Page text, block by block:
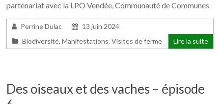
partenariat avec la LPO Vendée, Communauté de Communes
Perrine Dulac
13 juin 2024
Biodiversité,Manifestations,Visites de ferme Lire la suite
Des oiseaux et des vaches – épisode